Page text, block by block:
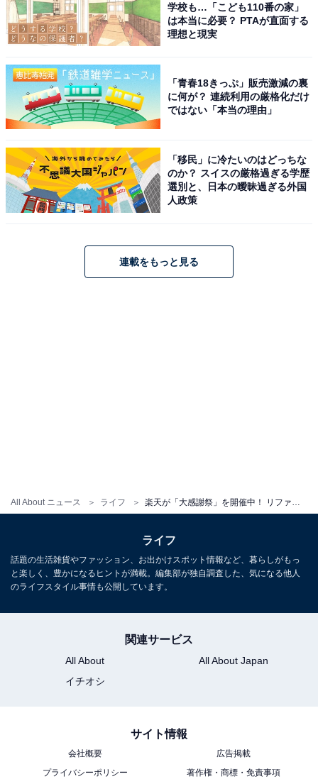
All About ニュース ライフ
学校も…「こども110番の家」
は本当に必要？ PTAが直面する
理想と現実
「青春18きっぷ」販売激減の裏
に何が？ 連続利用の厳格化だけ
ではない「本当の理由」
「移民」に冷たいのはどっちな
のか？ スイスの厳格過ぎる学歴
選別と、日本の曖昧過ぎる外国
人政策
連載をもっと見る
ライフ
話題の生活雑貨やファッション、お出かけスポット情報など、暮らしがもっ
と楽しく、豊かになるヒントが満載。編集部が独自調査した、気になる他人
のライフスタイル事情も公開しています。
関連サービス
All About
All About Japan
イチオシ
サイト情報
会社概要
広告掲載
プライバシーポリシー
著作権・商標・免責事項